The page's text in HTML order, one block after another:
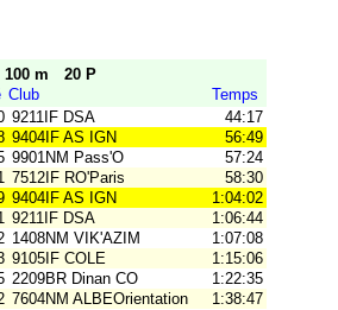
m
20 P
Club
Temps
9211IF DSA
44:17
9404IF AS IGN
56:49
9901NM Pass'O
57:24
7512IF RO'Paris
58:30
9404IF AS IGN
1:04:02
9211IF DSA
1:06:44
1408NM VIK'AZIM
1:07:08
9105IF COLE
1:15:06
2209BR Dinan CO
1:22:35
7604NM ALBEOrientation 1:38:47